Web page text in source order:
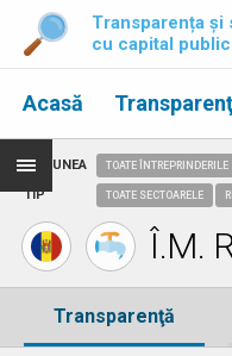
Transparența
cu capital
Acasă
REGIUNEA
TIP
TOATE ÎNTREPRINDERILE
TOATE SECTOARELE
Î.M.
Transparenţă